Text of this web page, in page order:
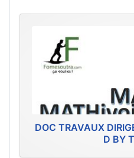
DOC TRAVAUX
D BY